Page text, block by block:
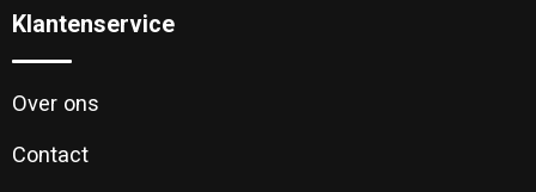
Klantenservice
Over ons
Contact